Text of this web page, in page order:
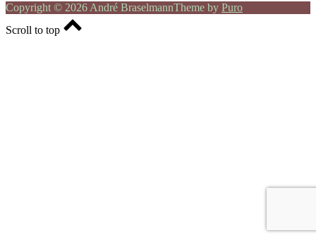
Copyright © 2026 André BraselmannTheme by Puro
Scroll to top